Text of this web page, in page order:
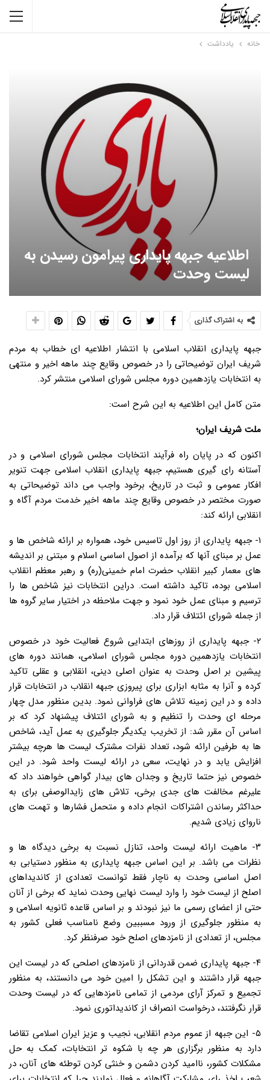
خانه یادداشت
اطلاعیه جبهه پایداری پیرامون رسیدن به
لیست وحدت
به اشتراک گذاری
جبهه پایداری انقلاب اسلامی با انتشار اطلاعیه ای خطاب به مردم
شریف ایران توضیحاتی را در خصوص وقایع چند ماهه اخیر و منتهی
به انتخابات یازدهمین دوره مجلس شورای اسلامی منتشر کرد.
متن کامل این اطلاعیه به این شرح است:
ملت شریف ایران؛
اکنون که در پایان راه فرآیند انتخابات مجلس شورای اسلامی و در
آستانه رای گیری هستیم، جبهه پایداری انقلاب اسلامی جهت تنویر
افکار عمومی و ثبت در تاریخ، برخود واجب می داند توضیحاتی به
صورت مختصر در خصوص وقایع چند ماهه اخیر خدمت مردم آگاه و
انقلابی ارائه کند:
۱- جبهه پایداری از روز اول تاسیس خود، همواره بر ارائه شاخص ها و
عمل بر مبنای آنها که برآمده از اصول اساسی اسلام و مبتنی بر اندیشه
های معمار کبیر انقلاب حضرت امام خمینی(ره) و رهبر معظم انقلاب
اسلامی بوده، تاکید داشته است. دراین انتخابات نیز شاخص ها را
ترسیم و مبنای عمل خود نمود و جهت ملاحظه در اختیار سایر گروه ها
از جمله شورای ائتلاف قرار داد.
۲- جبهه پایداری از روزهای ابتدایی شروع فعالیت خود در خصوص
انتخابات یازدهمین دوره مجلس شورای اسلامی، همانند دوره های
پیشین بر اصل وحدت به عنوان اصلی دینی، انقلابی و عقلی تاکید
کرده و آنرا به مثابه ابزاری برای پیروزی جبهه انقلاب در انتخابات قرار
داده و در این زمینه تلاش های فراوانی نمود. بدین منظور مدل چهار
مرحله ای وحدت را تنظیم و به شورای ائتلاف پیشنهاد کرد که بر
اساس آن مقرر شد: از تخریب یکدیگر جلوگیری به عمل آید، شاخص
ها به طرفین ارائه شود، تعداد نفرات مشترک لیست ها هرچه بیشتر
افزایش یابد و در نهایت، سعی در ارائه لیست واحد شود. در این
خصوص نیز حتما تاریخ و وجدان های بیدار گواهی خواهند داد که
علیرغم مخالفت های جدی برخی، تلاش های زایدالوصفی برای به
حداکثر رساندن اشتراکات انجام داده و متحمل فشارها و تهمت های
ناروای زیادی شدیم.
۳- ماهیت ارائه لیست واحد، تنازل نسبت به برخی دیدگاه ها و
نظرات می باشد. بر این اساس جبهه پایداری به منظور دستیابی به
اصل اساسی وحدت به ناچار فقط توانست تعدادی از کاندیداهای
اصلح از لیست خود را وارد لیست نهایی وحدت نماید که برخی از آنان
حتی از اعضای رسمی ما نیز نبودند و بر اساس قاعده ثانویه اسلامی و
به منظور جلوگیری از ورود مسببین وضع نامناسب فعلی کشور به
مجلس، از تعدادی از نامزدهای اصلح خود صرفنظر کرد.
۴- جبهه پایداری ضمن قدردانی از نامزدهای اصلحی که در لیست این
جبهه قرار داشتند و این تشکل را امین خود می دانستند، به منظور
تجمیع و تمرکز آرای مردمی از تمامی نامزدهایی که در لیست وحدت
قرار نگرفتند، درخواست انصراف از کاندیداتوری نمود.
۵- این جبهه از عموم مردم انقلابی، نجیب و عزیز ایران اسلامی تقاضا
دارد به منظور برگزاری هر چه با شکوه تر انتخابات، کمک به حل
مشکلات کشور، ناامید کردن دشمن و خنثی کردن توطئه های آنان، در